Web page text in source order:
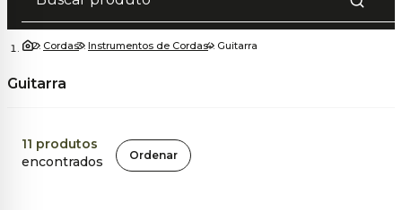
Cordas Instrumentos de Cordas Guitarra
Guitarra
11 produtos
encontrados
Ordenar